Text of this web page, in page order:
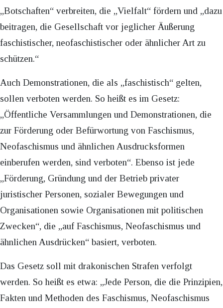
„Botschaften“ verbreiten, die „Vielfalt“ fördern und „dazu
beitragen, die Gesellschaft vor jeglicher Äußerung
faschistischer, neofaschistischer oder ähnlicher Art zu
schützen.“
Auch Demonstrationen, die als „faschistisch“ gelten,
sollen verboten werden. So heißt es im Gesetz:
„Öffentliche Versammlungen und Demonstrationen, die
zur Förderung oder Befürwortung von Faschismus,
Neofaschismus und ähnlichen Ausdrucksformen
einberufen werden, sind verboten“. Ebenso ist jede
„Förderung, Gründung und der Betrieb privater
juristischer Personen, sozialer Bewegungen und
Organisationen sowie Organisationen mit politischen
Zwecken“, die „auf Faschismus, Neofaschismus und
ähnlichen Ausdrücken“ basiert, verboten.
Das Gesetz soll mit drakonischen Strafen verfolgt
werden. So heißt es etwa: „Jede Person, die die Prinzipien,
Fakten und Methoden des Faschismus, Neofaschismus